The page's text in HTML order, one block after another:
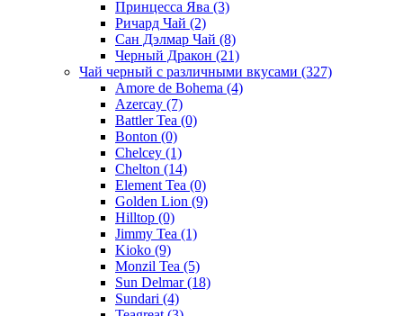
Принцесса Ява (3)
Ричард Чай (2)
Сан Дэлмар Чай (8)
Черный Дракон (21)
Чай черный с различными вкусами (327)
Amore de Bohema (4)
Azercay (7)
Battler Tea (0)
Bonton (0)
Chelcey (1)
Chelton (14)
Element Tea (0)
Golden Lion (9)
Hilltop (0)
Jimmy Tea (1)
Kioko (9)
Monzil Tea (5)
Sun Delmar(18)
Sundari (4)